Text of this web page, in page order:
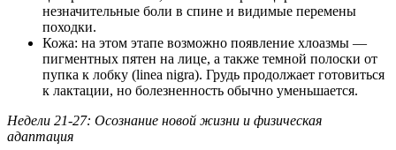
незначительные боли в спине и видимые перемены
походки.
Кожа: на этом этапе возможно появление хлоазмы —
пигментных пятен на лице, а также темной полоски от
пупка к лобку (linea nigra). Грудь продолжает готовиться
к лактации, но болезненность обычно уменьшается.
Недели 21-27: Осознание новой жизни и физическая
адаптация